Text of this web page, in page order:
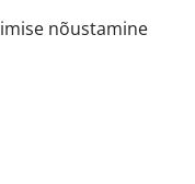
nõustamine